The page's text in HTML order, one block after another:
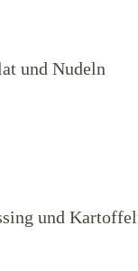
und Nudeln
und